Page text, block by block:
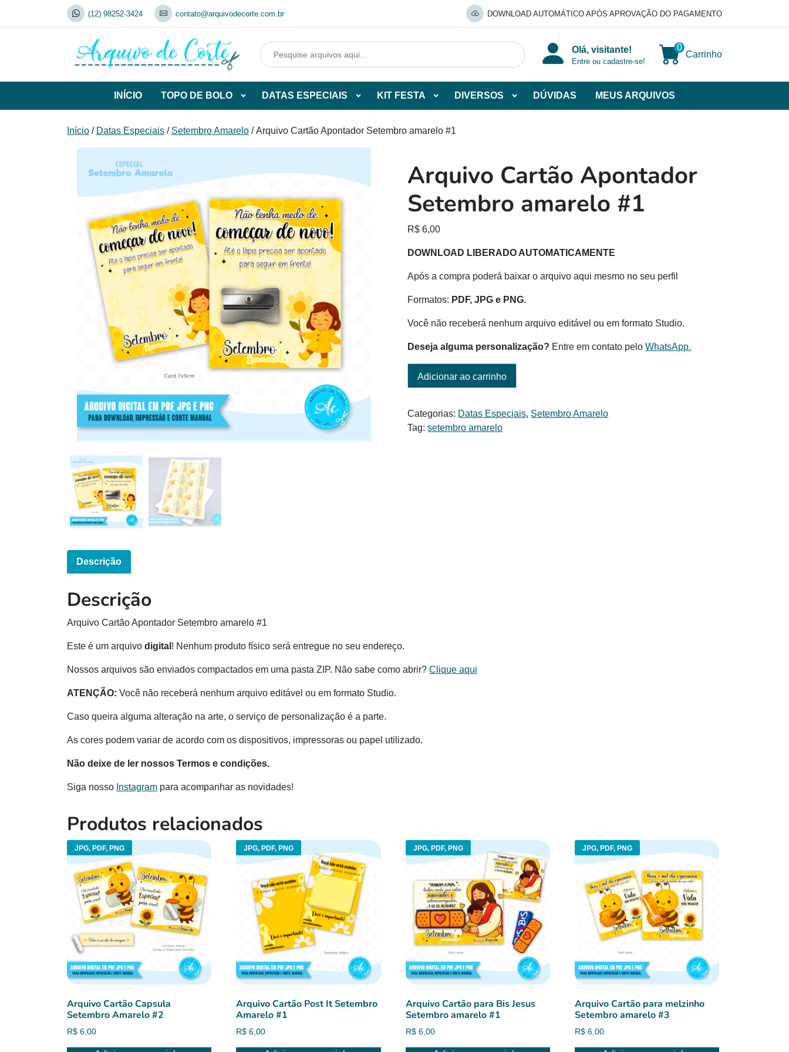
(12) 98252-3424 contato@arquivodecorte.com.br DOWNLOAD AUTOMÁTICO APÓS APROVAÇÃO DO PAGAMENTO
Olá, visitante!
Entre ou cadastre-se!
0
Carrinho
INÍCIO TOPO DE BOLO
de
BOLO
DATAS ESPECIAIS
de
KIT FESTA
de
DIVERSOS DÚVIDAS MEUS ARQUIVOS
Início / Datas Especiais / Setembro Amarelo / Arquivo Cartão Apontador Setembro amarelo #1
Arquivo Cartão Apontador
Setembro amarelo #1
R$ 6,00
DOWNLOAD LIBERADO AUTOMATICAMENTE
Após a compra poderá baixar o arquivo aqui mesmo no seu perfil
Formatos: PDF, JPG e PNG.
Você não receberá nenhum arquivo editável ou em formato Studio.
Deseja alguma personalização? Entre em contato peloWhatsApp.
Adicionar ao carrinho
Categorias: Datas Especiais, Setembro Amarelo
Tag:setembro amarelo
Descrição
Descrição
Arquivo Cartão Apontador Setembro amarelo #1
Este é um arquivo digital ! Nenhum produto físico será entregue no seu endereço.
Nossos arquivos são enviados compactados em uma pasta ZIP. Não sabe como abrir? Clique aqui
ATENÇÃO: Você não receberá nenhum arquivo editável ou em formato Studio.
Caso queira alguma alteração na arte, o serviço de personalização é a parte.
As cores podem variar de acordo com os dispositivos, impressoras ou papel utilizado.
Não deixe de ler nossos Termos e condições.
Siga nosso Instagram para acompanhar as novidades!
Produtos relacionados
JPG, PDF, PNG
Arquivo Cartão Capsula
Setembro Amarelo #2
R$ 6,00
JPG, PDF, PNG
Arquivo Cartão Post It Setembro
Amarelo #1
R$ 6,00
JPG, PDF, PNG
Arquivo Cartão para Bis Jesus
Setembro amarelo #1
R$6,00
JPG, PDF, PNG
Arquivo Cartão para melzinho
Setembro amarelo #3
R$ 6,00